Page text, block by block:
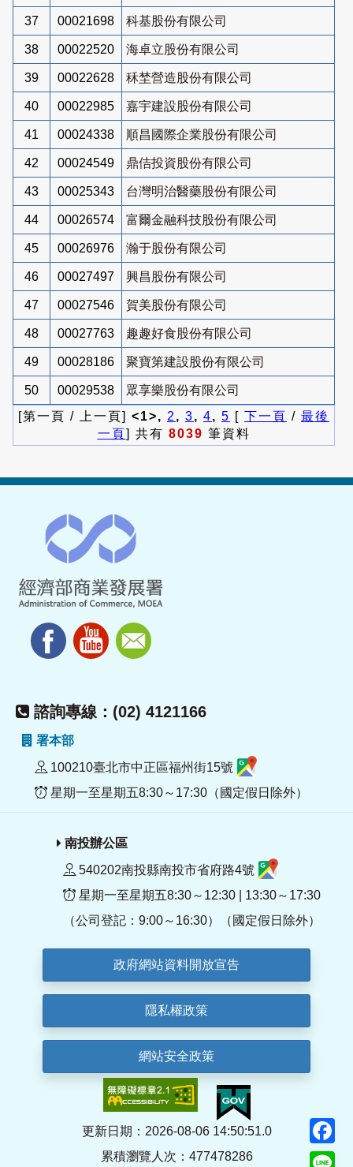
37 00021698 科基股份有限公司
38 00022520 海卓立股份有限公司
39 00022628 秝埜營造股份有限公司
40 00022985 嘉宇建設股份有限公司
41 00024338 順昌國際企業股份有限公司
42 00024549 鼎佶投資股份有限公司
43 00025343 台灣明治醫藥股份有限公司
44 00026574 富爾金融科技股份有限公司
45 00026976 瀚于股份有限公司
46 00027497 興昌股份有限公司
47 00027546 賀美股份有限公司
48 00027763 趣趣好食股份有限公司
49 00028186 聚寶第建設股份有限公司
50 00029538
眾享樂股份有限公司
[第一頁 / 上一頁] <1>, 2 , 3, 4, 5 [ 下一頁 / 最後
一頁] 共有 8039 筆資料
諮詢專線：(02) 4121166
署本部
100210臺北市中正區福州街15號
星期一至星期五8:30～17:30（國定假日除外）
南投辦公區
540202南投縣南投市省府路4號
星期一至星期五8:30～12:30 | 13:30～17:30
（公司登記：9:00～16:30）（國定假日除外）
政府網站資料開放宣告
隱私權政策
網站安全政策
更新日期：2026-08-06 14:50:51.0
累積瀏覽人次：477478286